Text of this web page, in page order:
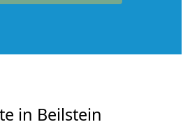
in Beilstein